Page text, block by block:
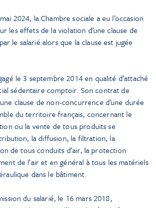
2024, la Chambre sociale a eu l’occasion
les effets de la violation d’une clause de
le salarié alors que la clause est jugée
le 3 septembre 2014 en qualité d’attaché
sédentaire comptoir. Son contrat de
clause de non-concurrence d’une durée
du territoire français, concernant le
ou la vente de tous produits se
la diffusion, la filtration, la
de tous conduits d’air, la protection
de l’air et en général à tous les matériels
dans le bâtiment.
du salarié, le 16 mars 2018,